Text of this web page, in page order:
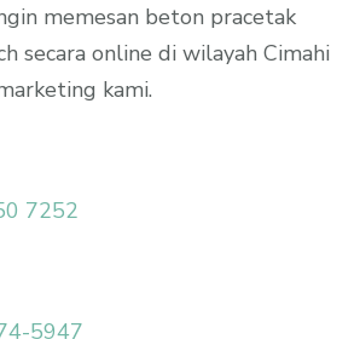
memesan beton pracetak
secara online di wilayah Cimahi
kami.
7252
5947